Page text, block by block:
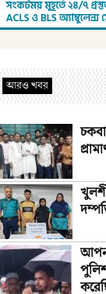
আরও খবর